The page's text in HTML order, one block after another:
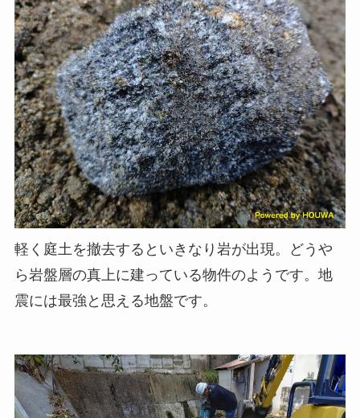
軽く庭土を撤去するといきなり岩が出現。どうや
ら岩盤層の真上に建っている物件のようです。地
震には最強と思える地盤です。